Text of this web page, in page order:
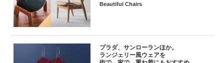
Beautiful Chairs
プラダ、サンローランほか。
ランジェリー風ウェアを